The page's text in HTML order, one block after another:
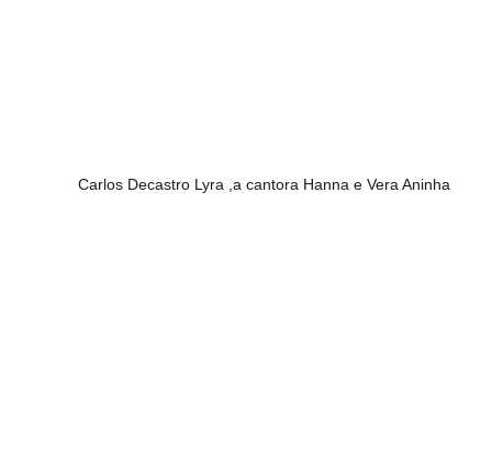
Carlos Decastro Lyra ,a cantora Hanna e Vera Aninha